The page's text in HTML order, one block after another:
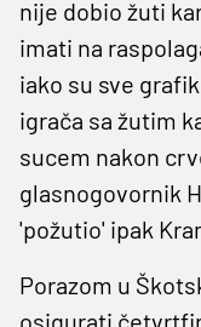
nije dobio žuti
imati na
iako su sve
igrača sa žutim
sucem nakon
glasnogovornik
'požutio' ipak
Porazom u
osigurati